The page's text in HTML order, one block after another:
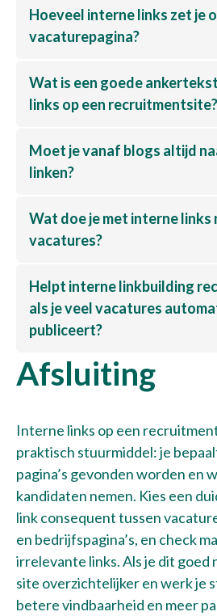
Hoeveel interne links zet je
vacaturepagina?
Wat is een goede
links op een recruitmentsite?
Moet je vanaf blogs altijd
linken?
Wat doe je met interne links
vacatures?
Helpt interne linkbuilding
als je veel vacatures
publiceert?
Afsluiting
Interne links op een
praktisch stuurmiddel: je
pagina’s gevonden worden en
kandidaten nemen. Kies een
link consequent tussen
en bedrijfspagina’s, en check
irrelevante links. Als je dit goed
site overzichtelijker en werk je
betere vindbaarheid en meer